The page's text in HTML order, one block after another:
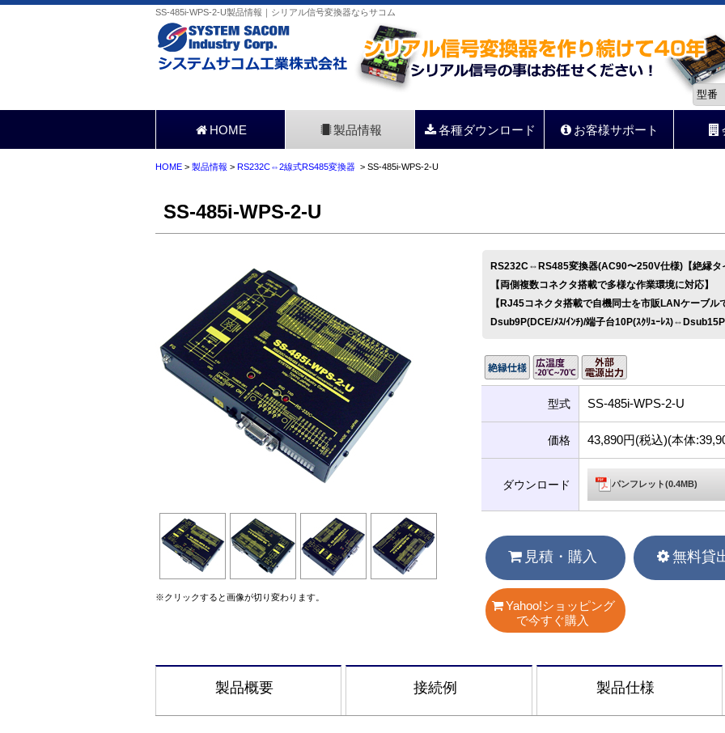
SS-485i-WPS-2-U製品情報｜シリアル信号変換器ならサコム
HOME 製品情報 各種ダウンロード お客様サポート
HOME > 製品情報 > RS232C⇔2線式RS485変換器 > SS-485i-WPS-2-U
SS-485i-WPS-2-U
※クリックすると画像が切り変わります。
RS232C⇔RS485変換器(AC90〜250V仕様)【絶縁タ
【両側複数コネクタ搭載で多様な作業環境に対応】
【RJ45コネクタ搭載で自機同士を市販LANケーブル
Dsub9P(DCE/ﾒｽ/ｲﾝﾁ)/端子台10P(ｽｸﾘｭｰﾚｽ
型式 SS-485i-WPS-2-U
価格 43,890円(税込)(本体
ダウンロード パンフレット(0.4MB)
見積・購入 無料貸
Yahoo!ショッピング
で今すぐ購入
製品概要 接続例 製品仕様